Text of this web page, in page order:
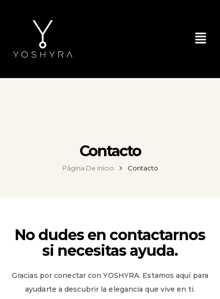
Contacto
Página De Inicio Contacto
No dudes en contactarnos
si necesitas ayuda.
Gracias por conectar con YOSHYRA. Estamos aquí para
ayudarte a descubrir la elegancia que vive en ti.